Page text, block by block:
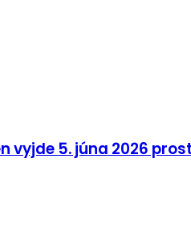
vyjde 5. júna 2026